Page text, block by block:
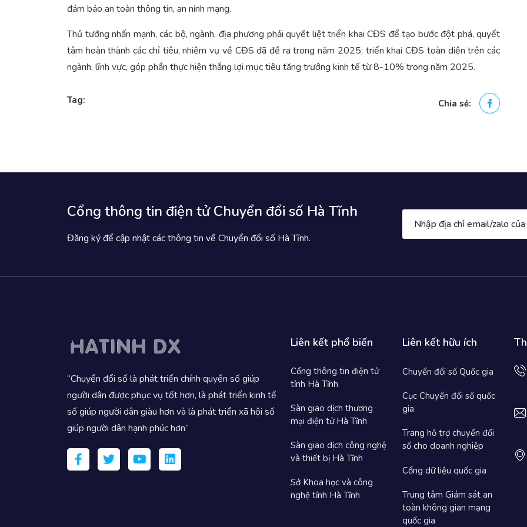
đảm bảo an toàn thông tin, an ninh mạng.
Thủ tướng nhấn mạnh, các bộ, ngành, địa phương phải quyết liệt triển khai CĐS để tạo bước đột phá, quyết
tâm hoàn thành các chỉ tiêu, nhiệm vụ về CĐS đã đề ra trong năm 2025; triển khai CĐS toàn diện trên các
ngành, lĩnh vực, góp phần thực hiện thắng lợi mục tiêu tăng trưởng kinh tế từ 8-10% trong năm 2025.
Tag: Chia sẻ:
Cổng thông tin điện tử Chuyển đổi số Hà Tĩnh
Đăng ký để cập nhật các thông tin về Chuyển đổi số Hà Tĩnh.
“Chuyển đổi số là phát triển chính quyền số giúp
người dân được phục vụ tốt hơn, là phát triển kinh tế
số giúp người dân giàu hơn và là phát triển xã hội số
giúp người dân hạnh phúc hơn”
Liên kết phổ biến
Cổng thông tin điện tử
tỉnh Hà Tĩnh
Sàn giao dịch thương
mại điện tử Hà Tĩnh
Sàn giao dịch công nghệ
và thiết bị Hà Tĩnh
Sở Khoa học và công
nghệ tỉnh Hà Tĩnh
Liên kết hữu ích
Chuyển đổi số Quốc gia
Cục Chuyển đổi số quốc
gia
Trang hỗ trợ chuyển đổi
số cho doanh nghiệp
Cổng dữ liệu quốc gia
Trung tâm Giám sát an
toàn không gian mạng
quốc gia